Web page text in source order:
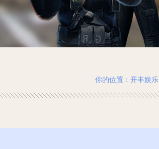
你的位置： 开丰娱乐